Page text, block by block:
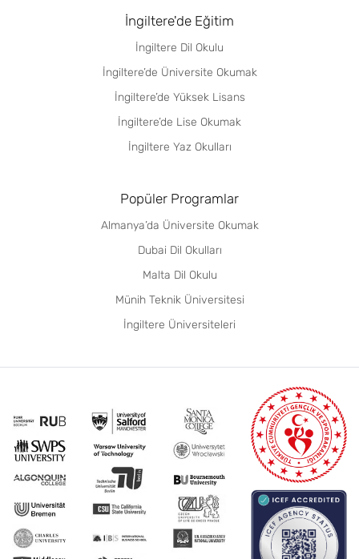
İngiltere'de Eğitim
İngiltere Dil Okulu
İngiltere’de Üniversite Okumak
İngiltere’de Yüksek Lisans
İngiltere’de Lise Okumak
İngiltere Yaz Okulları
Popüler Programlar
Almanya’da Üniversite Okumak
Dubai Dil Okulları
Malta Dil Okulu
Münih Teknik Üniversitesi
İngiltere Üniversiteleri